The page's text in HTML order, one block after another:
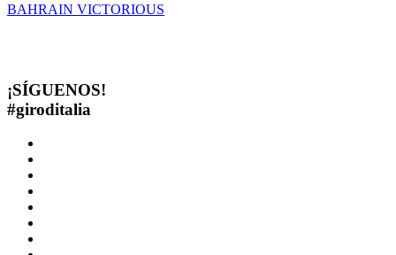
BAHRAIN VICTORIOUS
¡SÍGUENOS!
#giroditalia